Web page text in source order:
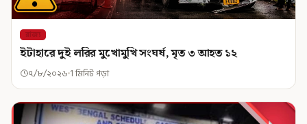
রাজ্য
ইটাহারে দুই লরির মুখোমুখি সংঘর্ষ, মৃত ৩ আহত ১২
৭/৮/২০২৬ 1 মিনিট পড়া